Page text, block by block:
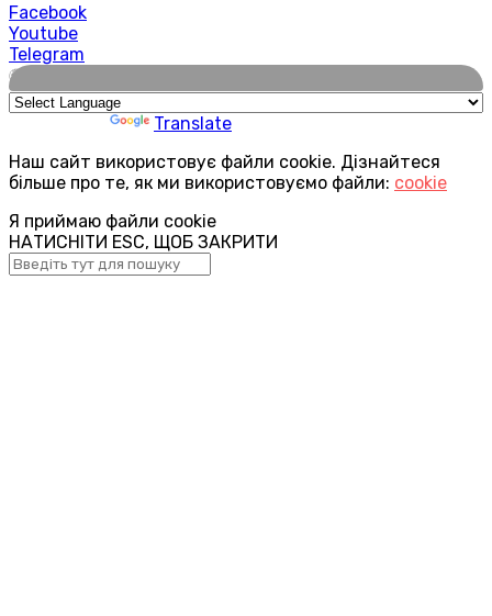
Facebook
Youtube
Telegram
🌍
Translate
Наш сайт використовує файли cookie. Дізнайтеся
більше про те, як ми використовуємо файли: cookie
Я приймаю файли cookie
НАТИСНІТИ ESC, ЩОБ ЗАКРИТИ